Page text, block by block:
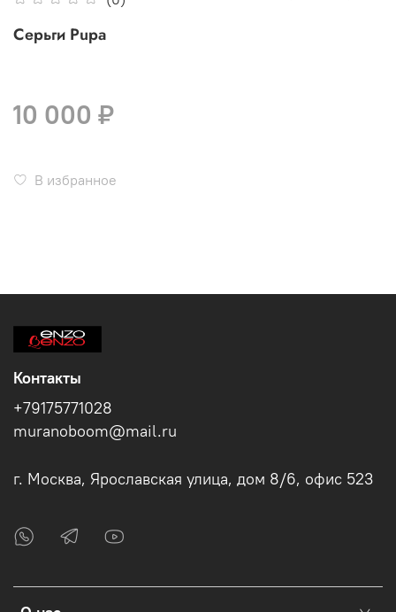
Серьги Pupa
10 000 ₽
В избранное
Контакты
+79175771028
muranoboom@mail.ru
г. Москва, Ярославская улица, дом 8/6, офис 523